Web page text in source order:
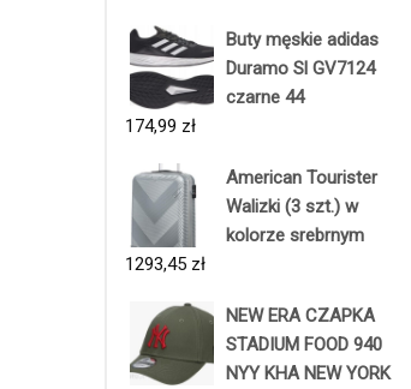
Buty męskie adidas
Duramo Sl GV7124
czarne 44
174,99 zł
American Tourister
Walizki (3 szt.) w
kolorze srebrnym
1293,45 zł
NEW ERA CZAPKA
STADIUM FOOD 940
NYY KHA NEW YORK